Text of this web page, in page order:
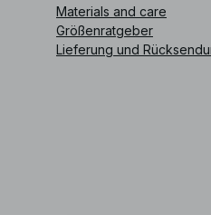
Materials and care
Größenratgeber
Lieferung und